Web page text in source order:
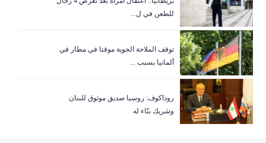
للطعن في ل...
توقف الملاحة الجوية موقتا في مطار في
ألمانيا بسبب ...
روداكوف: روسيا صديق موثوق للبنان
وشريك بنّاء له